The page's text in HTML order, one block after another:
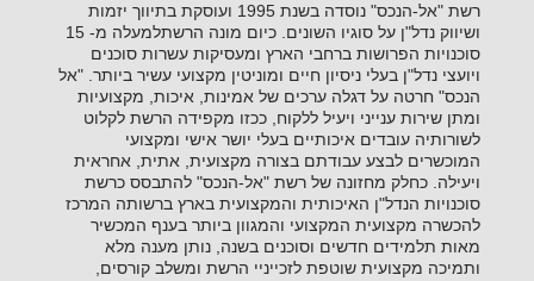
רשת "אל-הנכס" נוסדה בשנת 1995 ועוסקת בתיווך יזמות
ושיווק נדל"ן על סוגיו השונים. כיום מונה הרשתלמעלה מ- 15
סוכנויות הפרושות ברחבי הארץ ומעסיקות עשרות סוכנים
ויועצי נדל"ן בעלי ניסיון חיים ומוניטין מקצועי עשיר ביותר. "אל
הנכס" חרטה על דגלה ערכים של אמינות, איכות, מקצועיות
ומתן שירות ענייני ויעיל ללקוח, ככזו מקפידה הרשת לקלוט
לשורותיה עובדים איכותיים בעלי יושר אישי ומקצועי
המוכשרים לבצע עבודתם בצורה מקצועית, אתית, אחראית
ויעילה. כחלק מחזונה של רשת "אל-הנכס" להתבסס כרשת
סוכנויות הנדל"ן האיכותית והמקצועית בארץ ברשותה המרכז
להכשרה מקצועית המקצועי והמגוון ביותר בענף המכשיר
מאות תלמידים חדשים וסוכנים בשנה, נותן מענה מלא
ותמיכה מקצועית שוטפת לזכייניי הרשת ומשלב קורסים,